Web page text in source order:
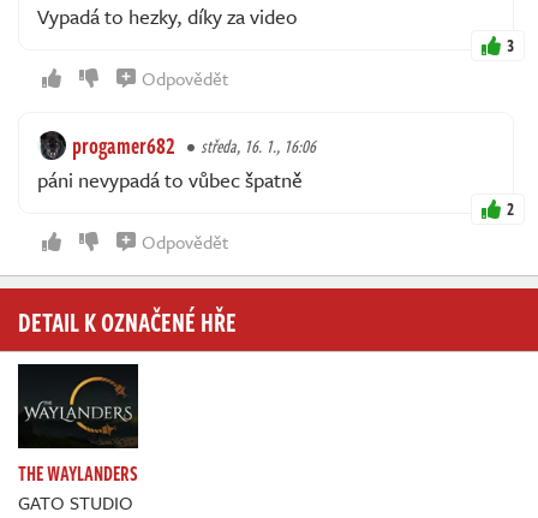
Vypadá to hezky, díky za video
3
Odpovědět
progamer682 středa, 16. 1., 16:06
páni nevypadá to vůbec špatně
2
Odpovědět
DETAIL K OZNAČENÉ HŘE
THE WAYLANDERS
GATO STUDIO